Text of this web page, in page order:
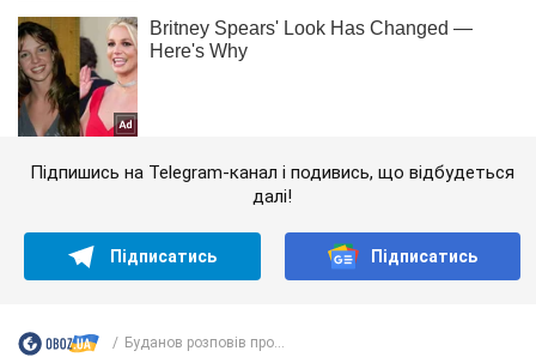
Підпишись на Telegram-канал і подивись, що відбудеться
далі!
Підписатись Підписатись
Буданов розповів про...